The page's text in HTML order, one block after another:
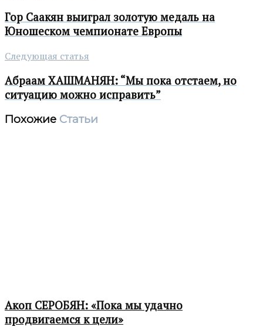
Гор Саакян выиграл золотую медаль на
Юношеском чемпионате Европы
Следующая статья
Абраам ХАШМАНЯН: “Мы пока отстаем, но
ситуацию можно исправить”
Похожие Статьи
Акоп СЕРОБЯН: «Пока мы удачно
продвигаемся к цели»